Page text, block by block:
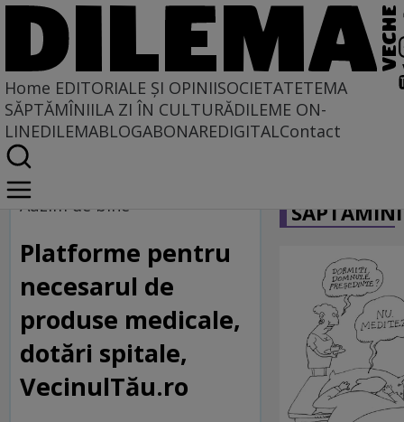
Home EDITORIALE ȘI OPINIISOCIETATETEMA
SĂPTĂMÎNIILA ZI ÎN CULTURĂDILEME ON-
LINEDILEMABLOGABONAREDIGITALContact
Home
Caleidoscopie
Auzim de bine
Platforme pentru
necesarul de
produse medicale,
dotări spitale,
VecinulTău.ro